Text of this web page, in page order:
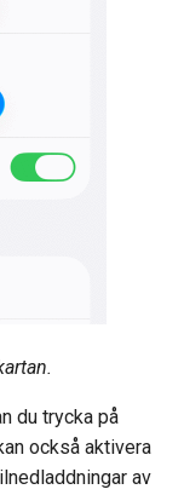
du trycka på
också aktivera
av